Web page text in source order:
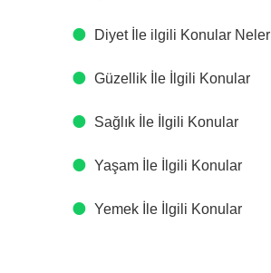
Diyet İle ilgili Konular Neler
Güzellik İle İlgili Konular
Sağlık İle İlgili Konular
Yaşam İle İlgili Konular
Yemek İle İlgili Konular